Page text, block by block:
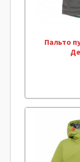
Пальто